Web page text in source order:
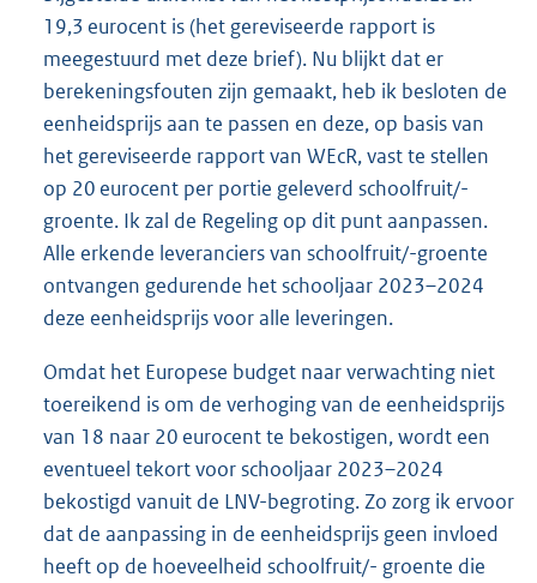
19,3 eurocent is (het gereviseerde rapport is
meegestuurd met deze brief). Nu blijkt dat er
berekeningsfouten zijn gemaakt, heb ik besloten de
eenheidsprijs aan te passen en deze, op basis van
het gereviseerde rapport van WEcR, vast te stellen
op 20 eurocent per portie geleverd schoolfruit/-
groente. Ik zal de Regeling op dit punt aanpassen.
Alle erkende leveranciers van schoolfruit/-groente
ontvangen gedurende het schooljaar 2023–2024
deze eenheidsprijs voor alle leveringen.
Omdat het Europese budget naar verwachting niet
toereikend is om de verhoging van de eenheidsprijs
van 18 naar 20 eurocent te bekostigen, wordt een
eventueel tekort voor schooljaar 2023–2024
bekostigd vanuit de LNV-begroting. Zo zorg ik ervoor
dat de aanpassing in de eenheidsprijs geen invloed
heeft op de hoeveelheid schoolfruit/- groente die